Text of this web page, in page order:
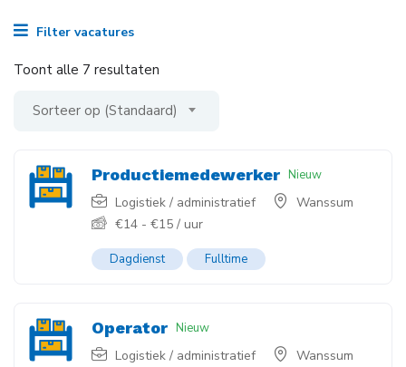
Filter vacatures
Toont alle 7 resultaten
Sorteer op (Standaard)
Productiemedewerker Nieuw
Logistiek / administratief
Wanssum
€14 - €15 / uur
Dagdienst Fulltime
Operator Nieuw
Logistiek / administratief
Wanssum